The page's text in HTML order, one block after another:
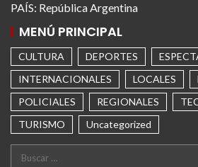
PAÍS: República Argentina
MENÚ PRINCIPAL
CULTURA DEPORTES
INTERNACIONALES
LOCALES
POLICIALES
REGIONALES
TURISMO
Uncategorized